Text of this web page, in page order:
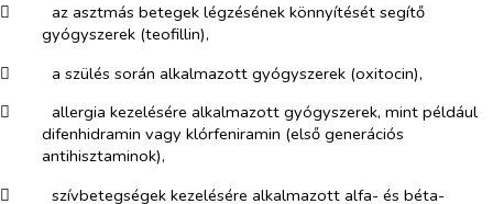
​
az asztmás betegek légzésének könnyítését segítő
gyógyszerek (teofillin),
​
a szülés során alkalmazott gyógyszerek (oxitocin),
​
allergia kezelésére alkalmazott gyógyszerek, mint például
difenhidramin vagy klórfeniramin (első generációs
antihisztaminok),
​
szívbetegségek kezelésére alkalmazott alfa- és béta-